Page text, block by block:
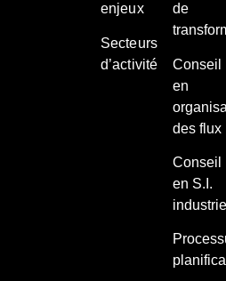
enjeux
Secteurs
d’activité
de
Conseil
en
des flux
Conseil
en S.I.
industriel